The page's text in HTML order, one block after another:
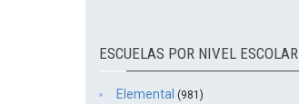
ESCUELAS POR NIVEL ESCOLAR
Elemental (981)